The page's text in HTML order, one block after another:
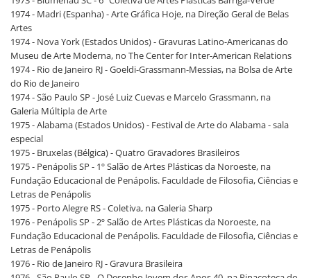
1974 - Madri (Espanha) - Arte Gráfica Hoje, na Direção Geral de Belas
Artes
1974 - Nova York (Estados Unidos) - Gravuras Latino-Americanas do
Museu de Arte Moderna, no The Center for Inter-American Relations
1974 - Rio de Janeiro RJ - Goeldi-Grassmann-Messias, na Bolsa de Arte
do Rio de Janeiro
1974 - São Paulo SP - José Luiz Cuevas e Marcelo Grassmann, na
Galeria Múltipla de Arte
1975 - Alabama (Estados Unidos) - Festival de Arte do Alabama - sala
especial
1975 - Bruxelas (Bélgica) - Quatro Gravadores Brasileiros
1975 - Penápolis SP - 1º Salão de Artes Plásticas da Noroeste, na
Fundação Educacional de Penápolis. Faculdade de Filosofia, Ciências e
Letras de Penápolis
1975 - Porto Alegre RS - Coletiva, na Galeria Sharp
1976 - Penápolis SP - 2º Salão de Artes Plásticas da Noroeste, na
Fundação Educacional de Penápolis. Faculdade de Filosofia, Ciências e
Letras de Penápolis
1976 - Rio de Janeiro RJ - Gravura Brasileira